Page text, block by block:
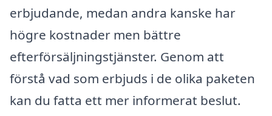
erbjudande, medan andra kanske har
högre kostnader men bättre
efterförsäljningstjänster. Genom att
förstå vad som erbjuds i de olika paketen
kan du fatta ett mer informerat beslut.